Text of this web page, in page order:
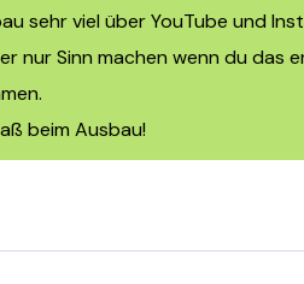
sehr viel über YouTube und
nur Sinn machen wenn du
beim Ausbau!